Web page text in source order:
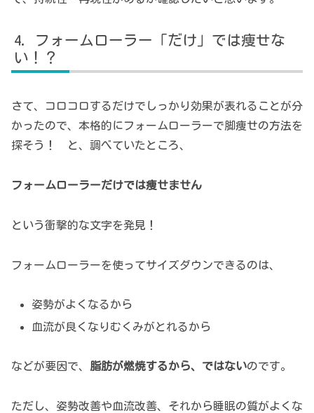
フォームローラー「だけ」では痩せな
い！？
さて、コロコロするだけでしっかり効果が表れることが分
かったので、本格的にフォームローラーで脚痩せの方法を
探そう！ と、調べていたところ、
フォームローラーだけでは痩せません
という衝撃的な文字を発見！
フォームローラーを使ってサイズダウンできるのは、
姿勢がよくなるから
血流が良くなりむくみがとれるから
などが要因で、 脂肪が燃焼するから、ではないのです。
ただし、姿勢改善や血流改善、それから睡眠の質がよくな